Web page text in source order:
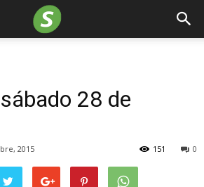
28 de
2015 0
151